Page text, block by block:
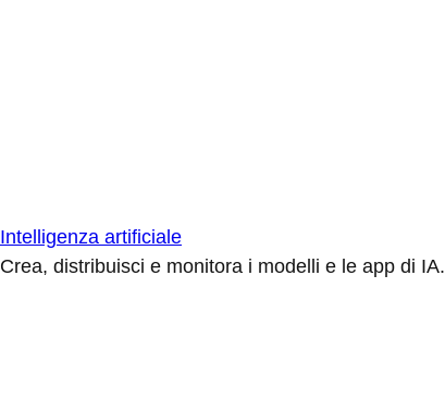
Intelligenza artificiale
Crea, distribuisci e monitora i modelli e le app di IA.